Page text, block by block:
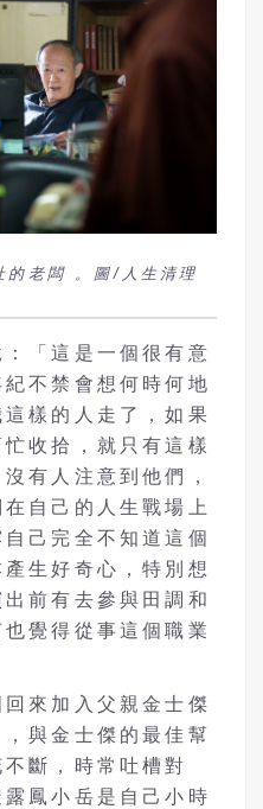
的老闆 。圖/人生清理
「這是一個很有意
不禁會想何時何地
樣的人走了，如果
收拾，就只有這樣
有人注意到他們，
自己的人生戰場上
己完全不知道這個
生好奇心，特別想
前有去參與田調和
覺得從事這個職業
來加入父親金士傑
與金士傑的最佳幫
斷，時常吐槽對
鳳小岳是自己小時